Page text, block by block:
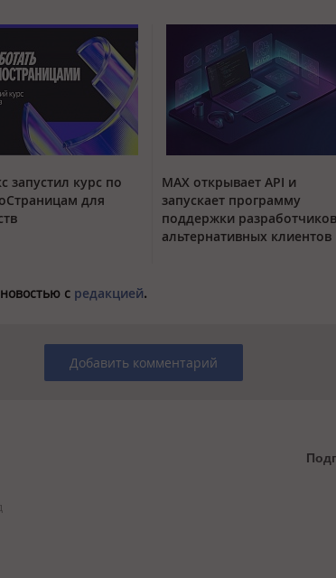
запустил курс по
для
MAX открывает API и
запускает программу
поддержки разработчиков
альтернативных клиентов
с редакцией.
Добавить комментарий